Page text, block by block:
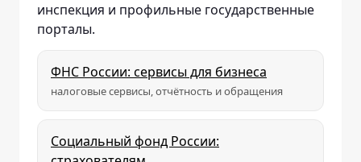
инспекция и профильные государственные
порталы.
ФНС России: сервисы для бизнеса
налоговые сервисы, отчётность и обращения
Социальный фонд России: